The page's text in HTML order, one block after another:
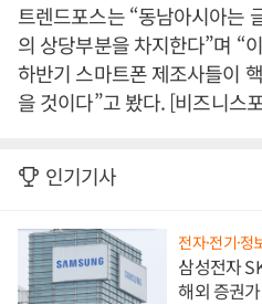
트렌드포스는 “동남아시아는
의 상당부분을 차지한다”며 “
하반기 스마트폰 제조사들이
을 것이다”고 봤다. [비즈니스
인기기사
전자·전기·정
삼성전자
해외 증권